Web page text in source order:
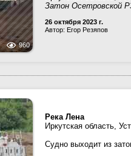
960
Затон Осетровской
26 октября 2023 г.
Автор: Егор Резяпов
Река Лена
Иркутская область,
Судно выходит из